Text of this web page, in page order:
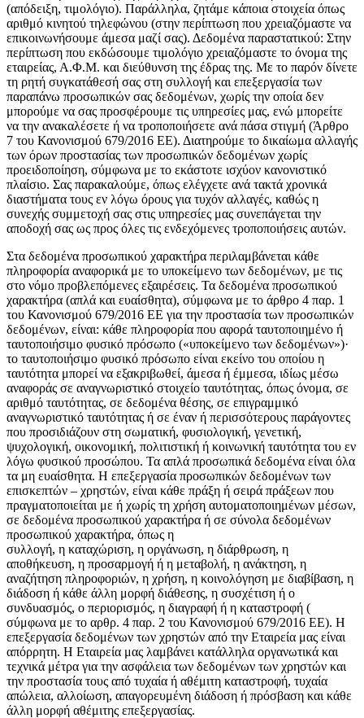
(απόδειξη, τιμολόγιο). Παράλληλα, ζητάμε κάποια στοιχεία όπως
αριθμό κινητού τηλεφώνου (στην περίπτωση που χρειαζόμαστε να
επικοινωνήσουμε άμεσα μαζί σας). Δεδομένα παραστατικού: Στην
περίπτωση που εκδώσουμε τιμολόγιο χρειαζόμαστε το όνομα της
εταιρείας, Α.Φ.Μ. και διεύθυνση της έδρας της. Με το παρόν δίνετε
τη ρητή συγκατάθεσή σας στη συλλογή και επεξεργασία των
παραπάνω προσωπικών σας δεδομένων, χωρίς την οποία δεν
μπορούμε να σας προσφέρουμε τις υπηρεσίες μας, ενώ μπορείτε
να την ανακαλέσετε ή να τροποποιήσετε ανά πάσα στιγμή (Άρθρο
7 του Κανονισμού 679/2016 ΕΕ). Διατηρούμε το δικαίωμα αλλαγής
των όρων προστασίας των προσωπικών δεδομένων χωρίς
προειδοποίηση, σύμφωνα με το εκάστοτε ισχύον κανονιστικό
πλαίσιο. Σας παρακαλούμε, όπως ελέγχετε ανά τακτά χρονικά
διαστήματα τους εν λόγω όρους για τυχόν αλλαγές, καθώς η
συνεχής συμμετοχή σας στις υπηρεσίες μας συνεπάγεται την
αποδοχή σας ως προς όλες τις ενδεχόμενες τροποποιήσεις αυτών.
Στα δεδομένα προσωπικού χαρακτήρα περιλαμβάνεται κάθε
πληροφορία αναφορικά με το υποκείμενο των δεδομένων, με τις
στο νόμο προβλεπόμενες εξαιρέσεις. Τα δεδομένα προσωπικού
χαρακτήρα (απλά και ευαίσθητα), σύμφωνα με το άρθρο 4 παρ. 1
του Κανονισμού 679/2016 ΕΕ για την προστασία των προσωπικών
δεδομένων, είναι: κάθε πληροφορία που αφορά ταυτοποιημένο ή
ταυτοποιήσιμο φυσικό πρόσωπο («υποκείμενο των δεδομένων»)·
το ταυτοποιήσιμο φυσικό πρόσωπο είναι εκείνο του οποίου η
ταυτότητα μπορεί να εξακριβωθεί, άμεσα ή έμμεσα, ιδίως μέσω
αναφοράς σε αναγνωριστικό στοιχείο ταυτότητας, όπως όνομα, σε
αριθμό ταυτότητας, σε δεδομένα θέσης, σε επιγραμμικό
αναγνωριστικό ταυτότητας ή σε έναν ή περισσότερους παράγοντες
που προσιδιάζουν στη σωματική, φυσιολογική, γενετική,
ψυχολογική, οικονομική, πολιτιστική ή κοινωνική ταυτότητα του εν
λόγω φυσικού προσώπου. Τα απλά προσωπικά δεδομένα είναι όλα
τα μη ευαίσθητα. Η επεξεργασία προσωπικών δεδομένων των
επισκεπτών – χρηστών, είναι κάθε πράξη ή σειρά πράξεων που
πραγματοποιείται με ή χωρίς τη χρήση αυτοματοποιημένων μέσων,
σε δεδομένα προσωπικού χαρακτήρα ή σε σύνολα δεδομένων
προσωπικού χαρακτήρα, όπως η
συλλογή, η καταχώριση, η οργάνωση, η διάρθρωση, η
αποθήκευση, η προσαρμογή ή η μεταβολή, η ανάκτηση, η
αναζήτηση πληροφοριών, η χρήση, η κοινολόγηση με διαβίβαση, η
διάδοση ή κάθε άλλη μορφή διάθεσης, η συσχέτιση ή ο
συνδυασμός, ο περιορισμός, η διαγραφή ή η καταστροφή (
σύμφωνα με το αρθρ. 4 παρ. 2 του Κανονισμού 679/2016 ΕΕ). Η
επεξεργασία δεδομένων των χρηστών από την Εταιρεία μας είναι
απόρρητη. Η Εταιρεία μας λαμβάνει κατάλληλα οργανωτικά και
τεχνικά μέτρα για την ασφάλεια των δεδομένων των χρηστών και
την προστασία τους από τυχαία ή αθέμιτη καταστροφή, τυχαία
απώλεια, αλλοίωση, απαγορευμένη διάδοση ή πρόσβαση και κάθε
άλλη μορφή αθέμιτης επεξεργασίας.